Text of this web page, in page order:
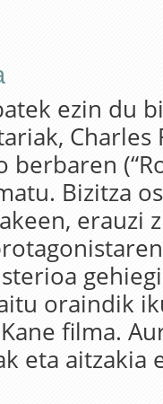
ezin du
Bizitza
erauzi
oraindik
filma.
eta aitzakia